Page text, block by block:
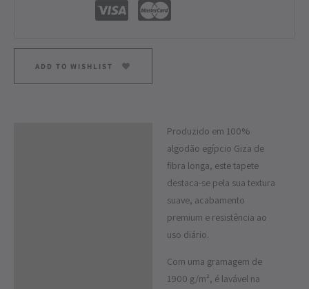
ADD TO WISHLIST
Produzido em 100%
algodão egípcio Giza de
fibra longa, este tapete
destaca-se pela sua textura
suave, acabamento
premium e resistência ao
uso diário.
Com uma gramagem de
1900 g/m², é lavável na